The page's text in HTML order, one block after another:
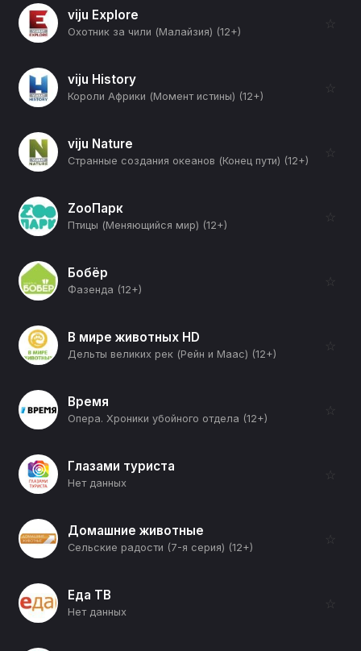
viju Explore
Охотник за чили (Малайзия) (12+)
☆
viju History
Короли Африки (Момент истины) (12+)
☆
viju Nature
Странные создания океанов (Конец пути) (12+)
☆
ZooПарк
Птицы (Меняющийся мир) (12+)
☆
Бобёр
Фазенда (12+)
☆
В мире животных HD
Дельты великих рек (Рейн и Маас) (12+)
☆
Время
Опера. Хроники убойного отдела (12+)
☆
Глазами туриста
Нет данных
☆
Домашние животные
Сельские радости (7-я серия) (12+)
☆
Еда ТВ
Нет данных
☆